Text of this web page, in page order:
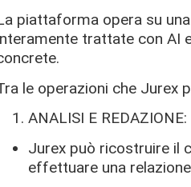
piattaforma opera su
trattate con AI
le operazioni che Jurex
ANALISI E REDAZIONE:
Jurex può ricostruire il
effettuare una